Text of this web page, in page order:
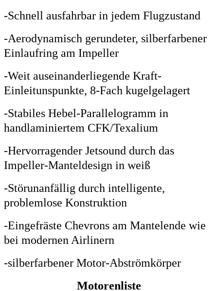
-Schnell ausfahrbar in jedem Flugzustand
-Aerodynamisch gerundeter, silberfarbener
Einlaufring am Impeller
-Weit auseinanderliegende Kraft-
Einleitunspunkte, 8-Fach kugelgelagert
-Stabiles Hebel-Parallelogramm in
handlaminiertem CFK/Texalium
-Hervorragender Jetsound durch das
Impeller-Manteldesign in weiß
-Störunanfällig durch intelligente,
problemlose Konstruktion
-Eingefräste Chevrons am Mantelende wie
bei modernen Airlinern
-silberfarbener Motor-Abströmkörper
Motorenliste